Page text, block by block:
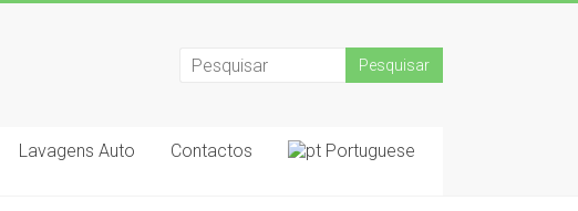
Lavagens Auto Contactos Portuguese